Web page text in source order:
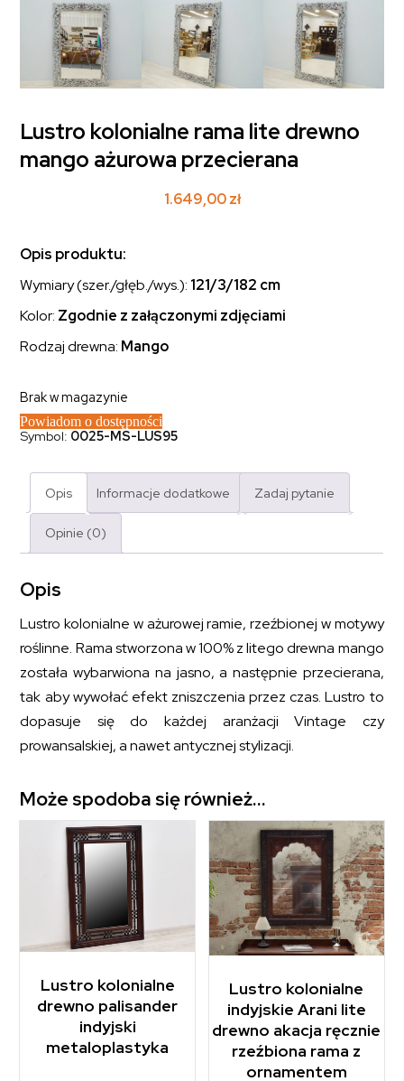
Lustro kolonialne rama lite drewno
mango ażurowa przecierana
1.649,00zł
Opis produktu:
Wymiary (szer./głęb./wys.): 121/3/182 cm
Kolor: Zgodnie z załączonymi zdjęciami
Rodzaj drewna: Mango
Brak w magazynie
Powiadom o dostępności
Symbol: 0025-MS-LUS95
Opis Informacje dodatkowe Zadaj pytanie
Opinie (0)
Opis
Lustro kolonialne w ażurowej ramie, rzeźbionej w motywy
roślinne. Rama stworzona w 100% z litego drewna mango
została wybarwiona na jasno, a następnie przecierana,
tak aby wywołać efekt zniszczenia przez czas. Lustro to
dopasuje się do każdej aranżacji Vintage czy
prowansalskiej, a nawet antycznej stylizacji.
Może spodoba się również…
Lustro kolonialne
drewno palisander
indyjski
metaloplastyka
Lustro kolonialne
indyjskie Arani lite
drewno akacja ręcznie
rzeźbiona rama z
ornamentem